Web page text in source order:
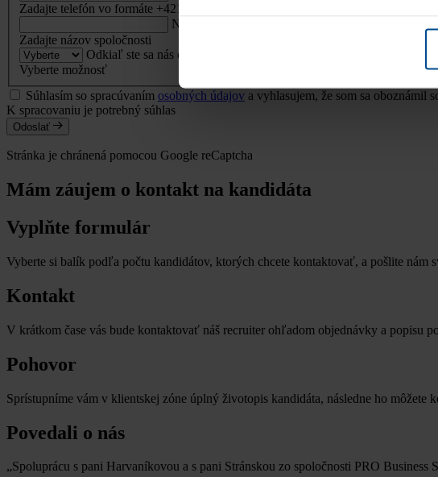
Zadajte telefón vo formáte +421 912 345 678
Názov spoločnosti
Zadajte názov spoločnosti
Odkiaľ ste sa nás dozvedeli?
Vyberte možnosť
Súhlasím so spracúvaním osobných údajov a vyhlasujem, že som sa oboznámil
K spracovaniu je potrebný súhlas
Odoslať
Stránka je chránená pomocou Google reCaptcha
Mám záujem o kontakt na kandidáta
Vyplňte formulár
Vyberte si balík podľa počtu kandidátov, ktorých chcete kontaktovať, a pošlite nám
Kontakt
V krátkom čase vás bude kontaktovať náš recruiter ohľadom objednávky a popisu
Pohovor
Sprístupníme vám v klientskej zóne úplný životopis kandidáta, následne ho môžete
Povedali o nás
„Spoluprácu s pani Harvaníkovou a s pani Stránskou zo spoločnosti PRO